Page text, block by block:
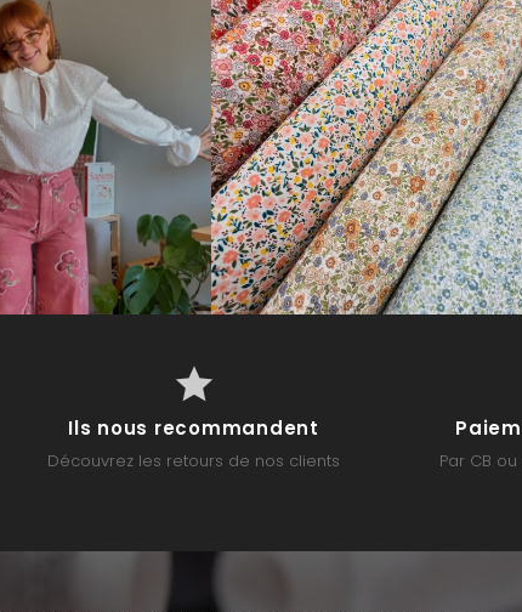
Ils nous recommandent
Découvrez les retours de nos clients Par CB